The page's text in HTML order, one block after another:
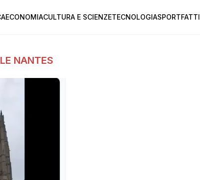
ECONOMIACULTURA E SCIENZETECNOLOGIASPORTFATTI
NANTES